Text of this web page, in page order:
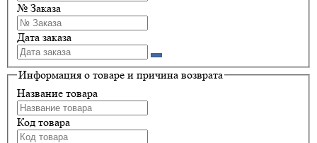
№ Заказа
Дата заказа
Информация о товаре и причина возврата
Название товара
Код товара